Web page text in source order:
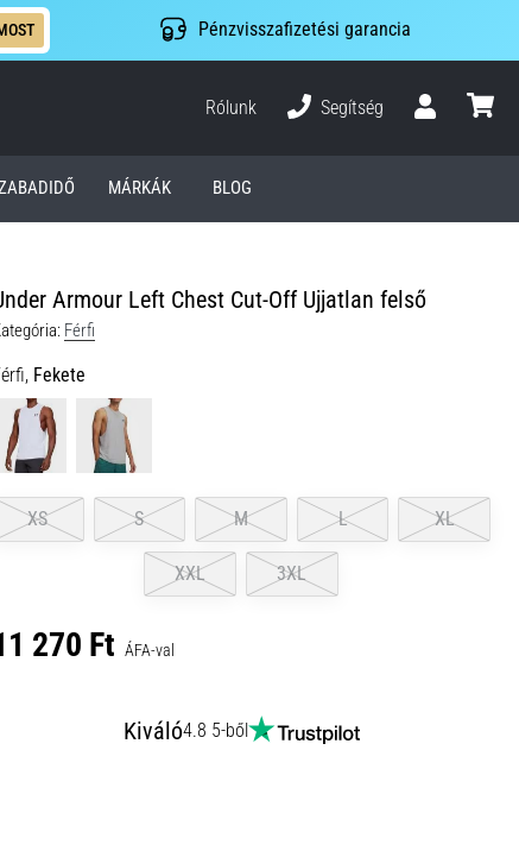
Pénzvisszafizetési garancia
Rólunk
Segítség
MÁRKÁK BLOG
Armour Left Chest Cut-Off Ujjatlan felső
Férfi
Fekete
XS S M L XL
XXL 3XL
270 Ft ÁFA-val
Kiváló4.8 5-ből